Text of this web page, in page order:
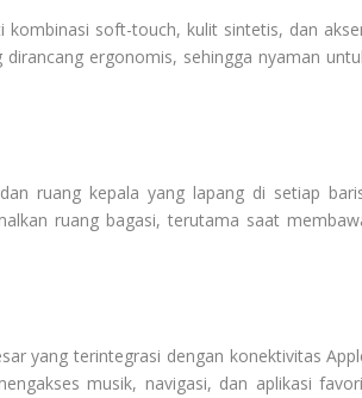
kombinasi soft-touch, kulit sintetis, dan
ergonomis, sehingga nyaman
ruang kepala yang lapang di setiap
ruang bagasi, terutama saat
yang terintegrasi dengan konektivitas
musik, navigasi, dan aplikasi